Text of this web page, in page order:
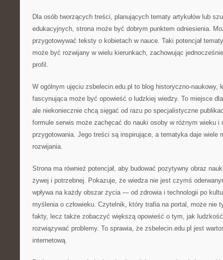
Dla osób tworzących treści, planujących tematy artykułów lub
edukacyjnych, strona może być dobrym punktem odniesienia.
przygotowywać teksty o kobietach w nauce. Taki potencjał
może być rozwijany w wielu kierunkach, zachowując
profil.
W ogólnym ujęciu zsbelecin.edu.pl to blog historyczno-naukowy,
fascynująca może być opowieść o ludzkiej wiedzy. To miejsce
ale niekoniecznie chcą sięgać od razu po specjalistyczne
formule serwis może zachęcać do nauki osoby w różnym wieku i
przygotowania. Jego treści są inspirujące, a tematyka daje wiele
rozwijania.
Strona ma również potencjał, aby budować pozytywny obraz
żywej i potrzebnej. Pokazuje, że wiedza nie jest czymś
wpływa na każdy obszar życia — od zdrowia i technologii po
myślenia o człowieku. Czytelnik, który trafia na portal, może nie
fakty, lecz także zobaczyć większą opowieść o tym, jak ludzkość
rozwiązywać problemy. To sprawia, że zsbelecin.edu.pl jest
internetową.